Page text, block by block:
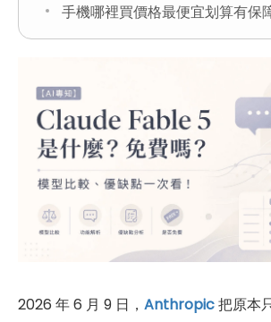
手機哪裡買價格最便宜划算有保
2026 年 6 月 9 日， Anthropic把原本